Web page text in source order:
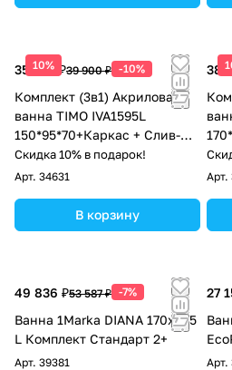
10%
35 910 ₽39 900 ₽ -10%
Комплект (3в1) Акриловая
ванна TIMO IVA1595L
150*95*70+Каркас + Слив-
перелив
Скидка 10% в подарок!
Арт. 34631
В корзину
38
Арт.
49 836 ₽53 587 ₽ -7%
Ванна 1Marka DIANA 170x105
L Комплект Стандарт 2+
Арт. 39381
27
Арт.